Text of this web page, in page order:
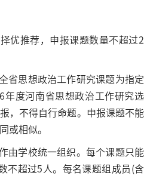
优推荐，申报课题数量不超过2
省思想政治工作研究课题为指定
年度河南省思想政治工作研究选
，不得自行命题。申报课题不能
或相似。
由学校统一组织。每个课题只能
不超过5人。每名课题组成员(含